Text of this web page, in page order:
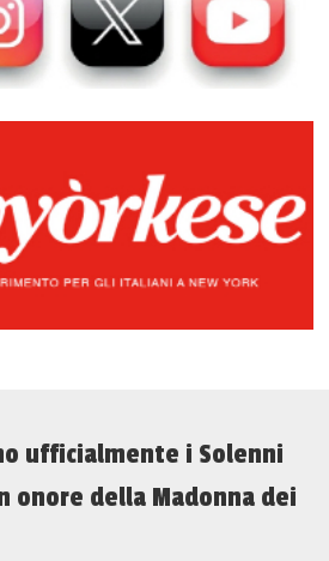
ufficialmente i Solenni
onore della Madonna dei